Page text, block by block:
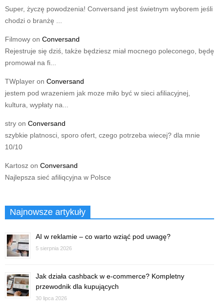
Super, życzę powodzenia! Conversand jest świetnym wyborem jeśli
chodzi o branżę ...
Filmowy on Conversand
Rejestruje się dziś, także będziesz miał mocnego poleconego, będę
promował na fi...
TWplayer on Conversand
jestem pod wrazeniem jak moze miło być w sieci afiliacyjnej,
kultura, wypłaty na...
stry on Conversand
szybkie platnosci, sporo ofert, czego potrzeba wiecej? dla mnie
10/10
Kartosz on Conversand
Najlepsza sieć afiliqcyjna w Polsce
Najnowsze artykuły
AI w reklamie – co warto wziąć pod uwagę?
5 sierpnia 2026
Jak działa cashback w e-commerce? Kompletny
przewodnik dla kupujących
30 lipca 2026